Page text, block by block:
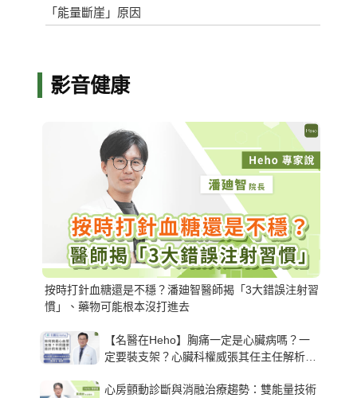
「能量斷崖」原因
影音健康
按時打針血糖還是不穩？潘廸智醫師揭「3大錯誤注射習
慣」、藥物可能根本沒打進去
【名醫在Heho】胸痛一定是心臟病嗎？一
定要裝支架？心臟科權威張其任主任解析支
心房顫動診斷與消融治療趨勢：雙能量技術